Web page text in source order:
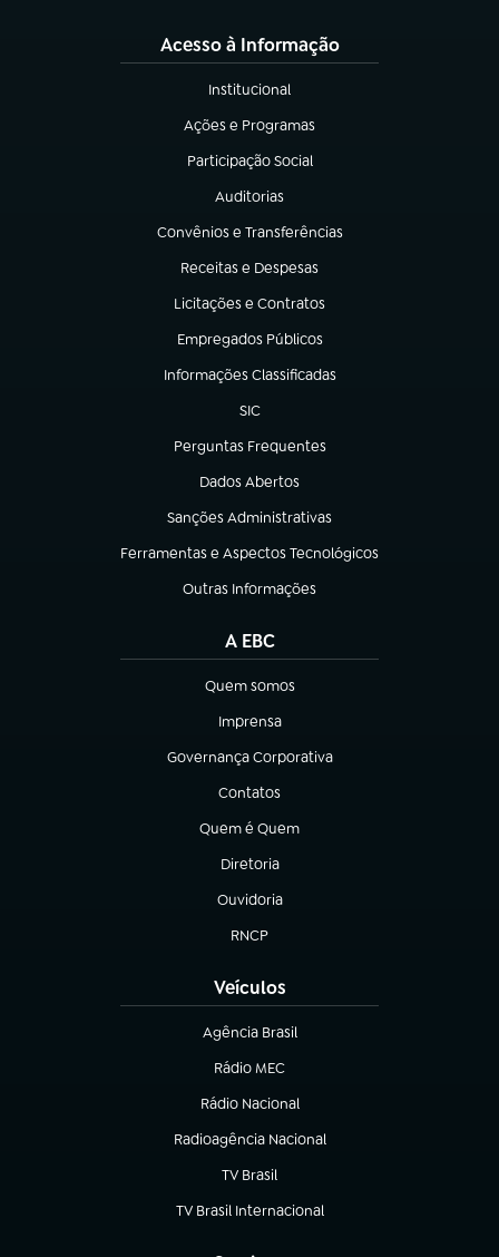
Acesso à Informação
Institucional
(abre em nova aba)
Ações e Programas
(abre em nova aba)
Participação Social
(abre em nova aba)
Auditorias
(abre em nova aba)
Convênios e Transferências
(abre em nova aba)
Receitas e Despesas
(abre em nova aba)
Licitações e Contratos
(abre em nova aba)
Empregados Públicos
(abre em nova aba)
Informações Classificadas
(abre em nova aba)
SIC
(abre em nova aba)
Perguntas Frequentes
(abre em nova aba)
Dados Abertos
(abre em nova aba)
Sanções Administrativas
(abre em nova aba)
Ferramentas e Aspectos Tecnológicos
(abre em nova aba)
Outras Informações
(abre em nova aba)
A EBC
Quem somos
(abre em nova aba)
Imprensa
(abre em nova aba)
Governança Corporativa
(abre em nova aba)
Contatos
(abre em nova aba)
Quem é Quem
(abre em nova aba)
Diretoria
(abre em nova aba)
Ouvidoria
(abre em nova aba)
RNCP
(abre em nova aba)
Veículos
Agência Brasil
(abre em nova aba)
Rádio MEC
Rádio Nacional
(abre em nova aba)
Radioagência Nacional
(abre em nova aba)
TV Brasil
(abre em nova aba)
TV Brasil Internacional
(abre em nova aba)